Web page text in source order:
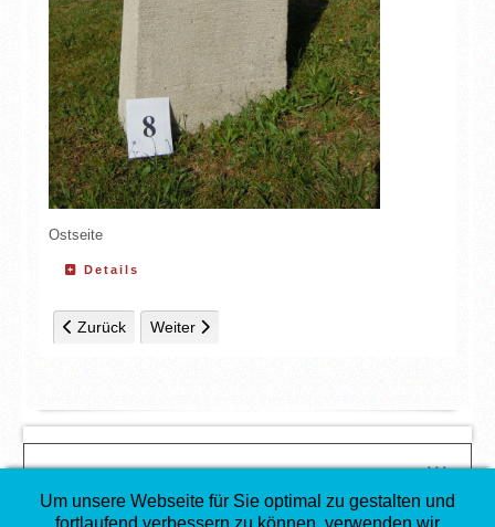
↑↑↑
Gesellschaft für Christlich-Jüdische Zusammenarbeit in
Ostseite
Details
Vorheriger Beitrag: Grab 9: Fanni Fran Salomon Katz
Zurück Nächster Beitrag: Grab 7: Samuel Katz
Weiter
Um unsere Webseite für Sie optimal zu gestalten und
fortlaufend verbessern zu können, verwenden wir